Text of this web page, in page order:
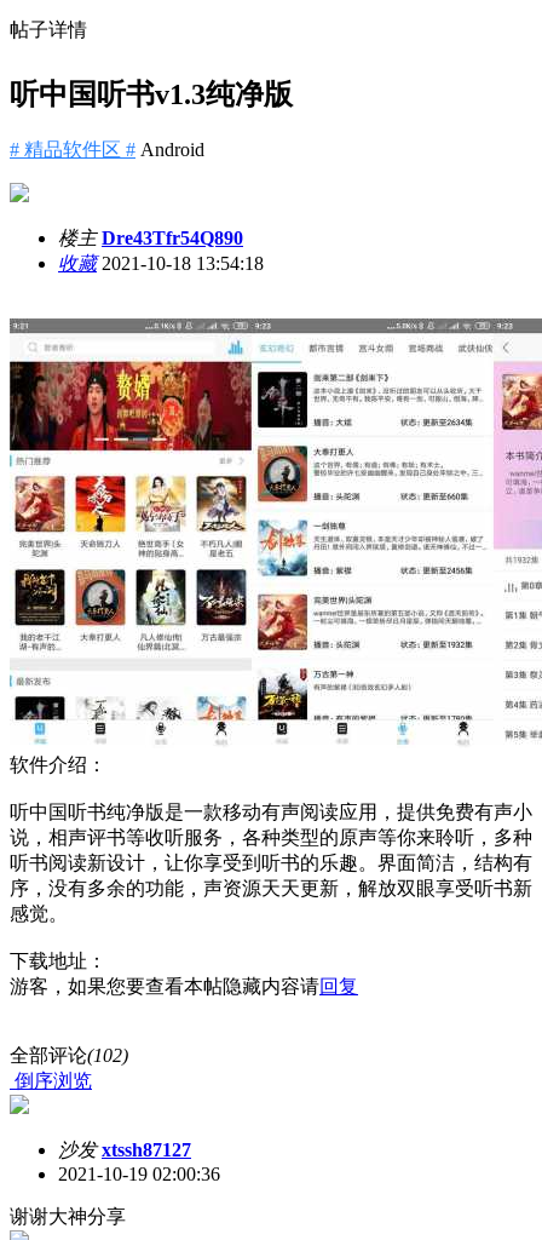
帖子详情
听中国听书v1.3纯净版
# 精品软件区 # Android
楼主 Dre43Tfr54Q890
收藏2021-10-18 13:54:18
软件介绍：
听中国听书纯净版是一款移动有声阅读应用，提供免费有声小
说，相声评书等收听服务，各种类型的原声等你来聆听，多种
听书阅读新设计，让你享受到听书的乐趣。界面简洁，结构有
序，没有多余的功能，声资源天天更新，解放双眼享受听书新
感觉。
下载地址：
游客，如果您要查看本帖隐藏内容请回复
全部评论(102)
倒序浏览
沙发 xtssh87127
2021-10-19 02:00:36
谢谢大神分享